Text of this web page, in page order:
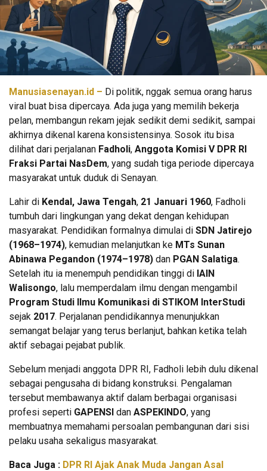
Manusiasenayan.id – Di politik, nggak semua orang harus
viral buat bisa dipercaya. Ada juga yang memilih bekerja
pelan, membangun rekam jejak sedikit demi sedikit, sampai
akhirnya dikenal karena konsistensinya. Sosok itu bisa
dilihat dari perjalanan Fadholi, Anggota Komisi V DPR RI
Fraksi Partai NasDem, yang sudah tiga periode dipercaya
masyarakat untuk duduk di Senayan.
Lahir di Kendal, Jawa Tengah, 21 Januari 1960, Fadholi
tumbuh dari lingkungan yang dekat dengan kehidupan
masyarakat. Pendidikan formalnya dimulai di SDN Jatirejo
(1968–1974), kemudian melanjutkan ke MTs Sunan
Abinawa Pegandon (1974–1978) dan PGAN Salatiga.
Setelah itu ia menempuh pendidikan tinggi di IAIN
Walisongo, lalu memperdalam ilmu dengan mengambil
Program Studi Ilmu Komunikasi di STIKOM InterStudi
sejak 2017. Perjalanan pendidikannya menunjukkan
semangat belajar yang terus berlanjut, bahkan ketika telah
aktif sebagai pejabat publik.
Sebelum menjadi anggota DPR RI, Fadholi lebih dulu dikenal
sebagai pengusaha di bidang konstruksi. Pengalaman
tersebut membawanya aktif dalam berbagai organisasi
profesi seperti GAPENSI dan ASPEKINDO, yang
membuatnya memahami persoalan pembangunan dari sisi
pelaku usaha sekaligus masyarakat.
Baca Juga : DPR RI Ajak Anak Muda Jangan Asal